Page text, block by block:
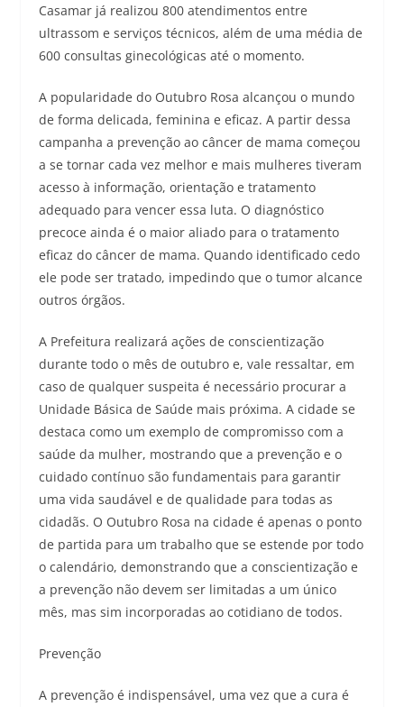
Casamar já realizou 800 atendimentos entre
ultrassom e serviços técnicos, além de uma média de
600 consultas ginecológicas até o momento.
A popularidade do Outubro Rosa alcançou o mundo
de forma delicada, feminina e eficaz. A partir dessa
campanha a prevenção ao câncer de mama começou
a se tornar cada vez melhor e mais mulheres tiveram
acesso à informação, orientação e tratamento
adequado para vencer essa luta. O diagnóstico
precoce ainda é o maior aliado para o tratamento
eficaz do câncer de mama. Quando identificado cedo
ele pode ser tratado, impedindo que o tumor alcance
outros órgãos.
A Prefeitura realizará ações de conscientização
durante todo o mês de outubro e, vale ressaltar, em
caso de qualquer suspeita é necessário procurar a
Unidade Básica de Saúde mais próxima. A cidade se
destaca como um exemplo de compromisso com a
saúde da mulher, mostrando que a prevenção e o
cuidado contínuo são fundamentais para garantir
uma vida saudável e de qualidade para todas as
cidadãs. O Outubro Rosa na cidade é apenas o ponto
de partida para um trabalho que se estende por todo
o calendário, demonstrando que a conscientização e
a prevenção não devem ser limitadas a um único
mês, mas sim incorporadas ao cotidiano de todos.
Prevenção
A prevenção é indispensável, uma vez que a cura é